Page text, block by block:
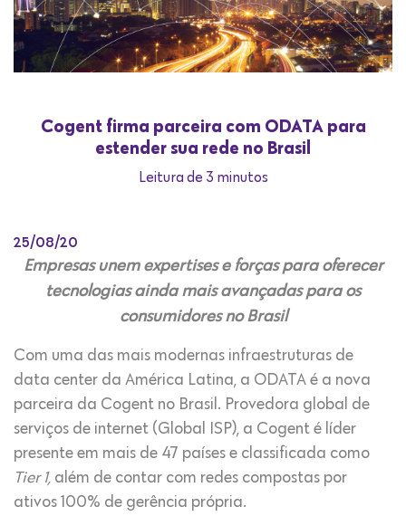
Cogent firma parceira com ODATA para
estender sua rede no Brasil
Leitura de 3 minutos
25/08/20
Empresas unem expertises e forças para oferecer
tecnologias ainda mais avançadas para os
consumidores no Brasil
Com uma das mais modernas infraestruturas de
data center da América Latina, a ODATA é a nova
parceira da Cogent no Brasil. Provedora global de
serviços de internet (Global ISP), a Cogent é líder
presente em mais de 47 países e classificada como
Tier 1, além de contar com redes compostas por
ativos 100% de gerência própria.